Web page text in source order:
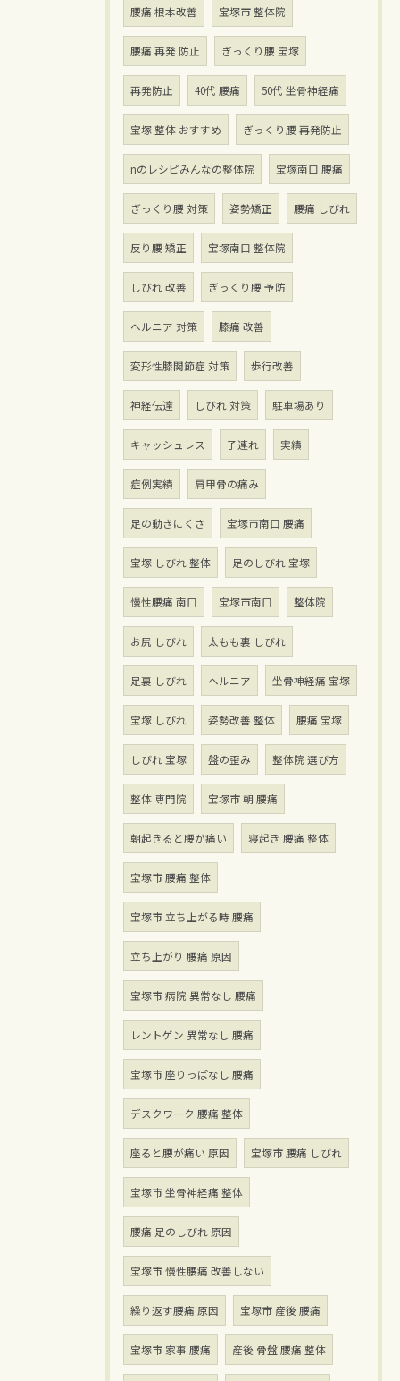
腰痛 根本改善 宝塚市 整体院
腰痛 再発 防止 ぎっくり腰 宝塚
再発防止 40代 腰痛 50代 坐骨神経痛
宝塚 整体 おすすめ ぎっくり腰 再発防止
nのレシピみんなの整体院 宝塚南口 腰痛
ぎっくり腰 対策 姿勢矯正 腰痛 しびれ
反り腰 矯正 宝塚南口 整体院
しびれ 改善 ぎっくり腰 予防
ヘルニア 対策 膝痛 改善
変形性膝関節症 対策 歩行改善
神経伝達 しびれ 対策 駐車場あり
キャッシュレス 子連れ 実績
症例実績 肩甲骨の痛み
足の動きにくさ 宝塚市南口 腰痛
宝塚 しびれ 整体 足のしびれ 宝塚
慢性腰痛 南口 宝塚市南口 整体院
お尻 しびれ 太もも裏 しびれ
足裏 しびれ ヘルニア 坐骨神経痛 宝塚
宝塚 しびれ 姿勢改善 整体 腰痛 宝塚
しびれ 宝塚 盤の歪み 整体院 選び方
整体 専門院 宝塚市 朝 腰痛
朝起きると腰が痛い 寝起き 腰痛 整体
宝塚市 腰痛 整体
宝塚市 立ち上がる時 腰痛
立ち上がり 腰痛 原因
宝塚市 病院 異常なし 腰痛
レントゲン 異常なし 腰痛
宝塚市 座りっぱなし 腰痛
デスクワーク 腰痛 整体
座ると腰が痛い 原因 宝塚市 腰痛 しびれ
宝塚市 坐骨神経痛 整体
腰痛 足のしびれ 原因
宝塚市 慢性腰痛 改善しない
繰り返す腰痛 原因 宝塚市 産後 腰痛
宝塚市 家事 腰痛 産後 骨盤 腰痛 整体